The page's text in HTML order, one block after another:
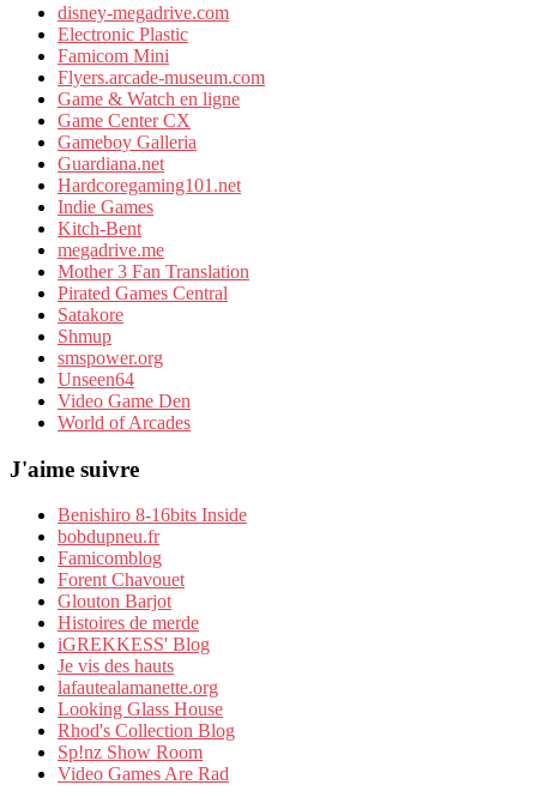
disney-megadrive.com
Electronic Plastic
Famicom Mini
Flyers.arcade-museum.com
Game & Watch en ligne
Game Center CX
Gameboy Galleria
Guardiana.net
Hardcoregaming101.net
Indie Games
Kitch-Bent
megadrive.me
Mother 3 Fan Translation
Pirated Games Central
Satakore
Shmup
smspower.org
Unseen64
Video Game Den
World of Arcades
J'aime suivre
Benishiro 8-16bits Inside
bobdupneu.fr
Famicomblog
Forent Chavouet
Glouton Barjot
Histoires de merde
iGREKKESS' Blog
Je vis des hauts
lafautealamanette.org
Looking Glass House
Rhod's Collection Blog
Sp!nz Show Room
Video Games Are Rad